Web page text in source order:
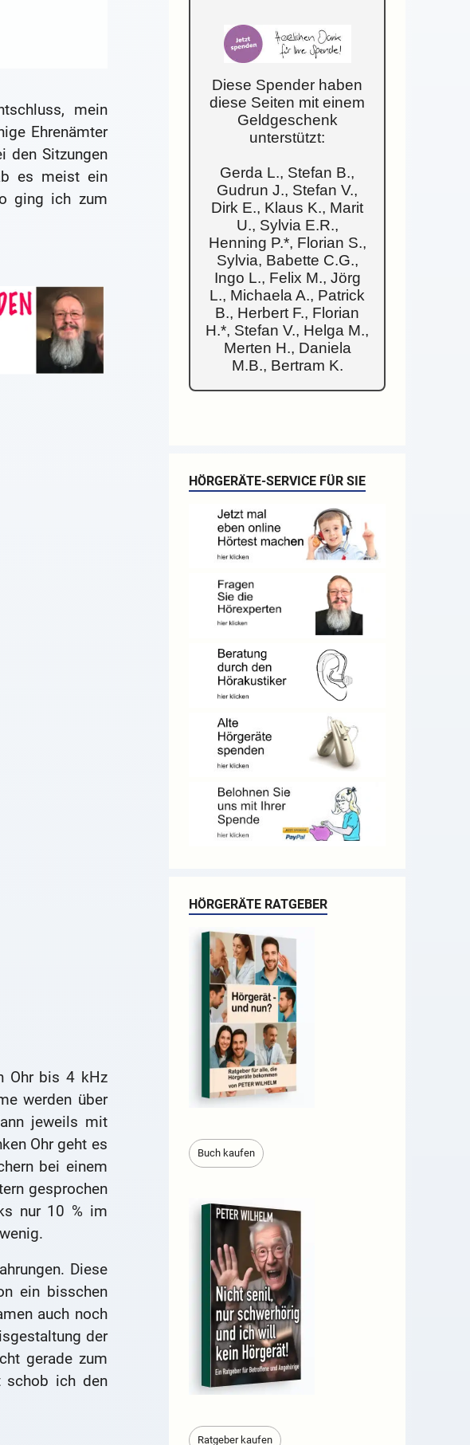
mein
Ehrenämter
den Sitzungen
es meist ein
ging ich zum
Ohr bis 4 kHz
werden über
jeweils mit
Ohr geht es
bei einem
gesprochen
nur 10 % im
Diese
ein bisschen
auch noch
der
gerade zum
schob ich den
Diese Spender haben
diese Seiten mit einem
Geldgeschenk
unterstützt:
Gerda L., Stefan B.,
Gudrun J., Stefan V.,
Dirk E., Klaus K., Marit
U., Sylvia E.R.,
Henning P.*, Florian S.,
Sylvia, Babette C.G.,
Ingo L., Felix M., Jörg
L., Michaela A., Patrick
B., Herbert F., Florian
H.*, Stefan V., Helga M.,
Merten H., Daniela
M.B., Bertram K.
HÖRGERÄTE-SERVICE FÜR SIE
HÖRGERÄTE RATGEBER
Buch kaufen
Ratgeber kaufen